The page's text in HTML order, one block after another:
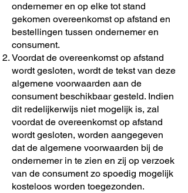
ondernemer en op elke tot stand
gekomen overeenkomst op afstand en
bestellingen tussen ondernemer en
consument.
Voordat de overeenkomst op afstand
wordt gesloten, wordt de tekst van deze
algemene voorwaarden aan de
consument beschikbaar gesteld. Indien
dit redelijkerwijs niet mogelijk is, zal
voordat de overeenkomst op afstand
wordt gesloten, worden aangegeven
dat de algemene voorwaarden bij de
ondernemer in te zien en zij op verzoek
van de consument zo spoedig mogelijk
kosteloos worden toegezonden.